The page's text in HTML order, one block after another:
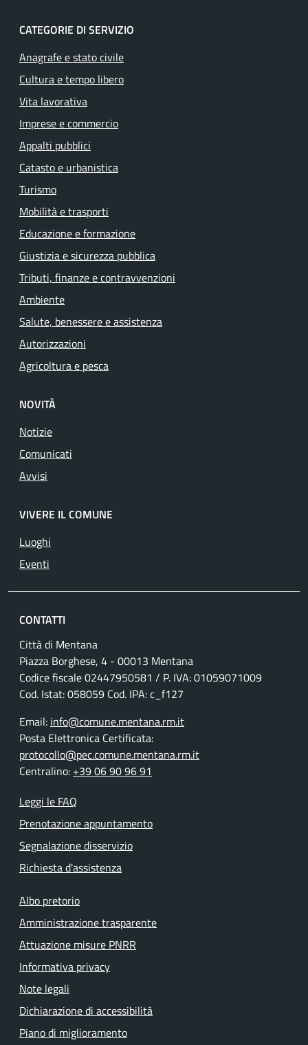
CATEGORIE DI SERVIZIO
Anagrafe e stato civile
Cultura e tempo libero
Vita lavorativa
Imprese e commercio
Appalti pubblici
Catasto e urbanistica
Turismo
Mobilità e trasporti
Educazione e formazione
Giustizia e sicurezza pubblica
Tributi, finanze e contravvenzioni
Ambiente
Salute, benessere e assistenza
Autorizzazioni
Agricoltura e pesca
NOVITÀ
Notizie
Comunicati
Avvisi
VIVERE IL COMUNE
Luoghi
Eventi
CONTATTI
Città di Mentana
Piazza Borghese, 4 - 00013 Mentana
Codice fiscale02447950581 / P. IVA:01059071009
Cod. Istat: 058059 Cod. IPA: c_f127
Email: info@comune.mentana.rm.it
Posta Elettronica Certificata:
protocollo@pec.comune.mentana.rm.it
Centralino: +39 06 90 96 91
Leggi le FAQ
Prenotazione appuntamento
Segnalazione disservizio
Richiesta d'assistenza
Albo pretorio
Amministrazione trasparente
Attuazione misure PNRR
Informativa privacy
Note legali
Dichiarazione di accessibilità
Piano di miglioramento